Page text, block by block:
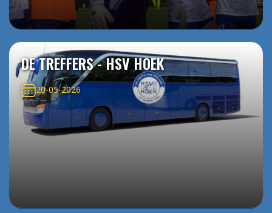
DE TREFFERS - HSV HOEK
20-05-2026